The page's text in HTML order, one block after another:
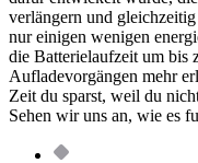
verlängern und
nur einigen wenigen
die Batterielaufzeit um bis
Aufladevorgängen mehr
Zeit du sparst, weil du
Sehen wir uns an, wie es